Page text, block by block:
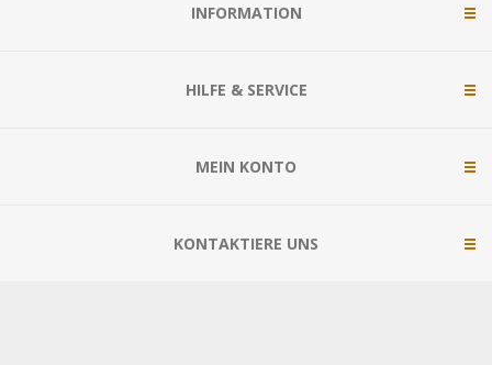
INFORMATION
HILFE & SERVICE
MEIN KONTO
KONTAKTIERE UNS